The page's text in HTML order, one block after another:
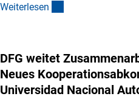
Weiterlesen
DFG weitet
Neues
Universidad Nacional